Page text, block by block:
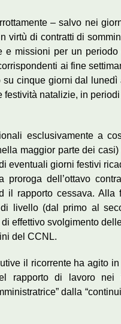
– salvo nei
virtù di contratti di
e missioni per un
ai fine
cinque giorni dal
natalizie, in
esclusivamente a
maggior parte dei
eventuali giorni festivi
dell’ottavo
il rapporto cessava. Alla
livello (dal primo al
effettivo svolgimento
del CCNL.
il ricorrente ha agito
rapporto di lavoro nei
dalla